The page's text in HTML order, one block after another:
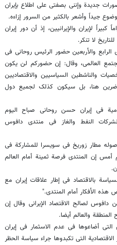
جدیدة وإننی بصفتی علی اطلاع بإیران
جیداً وأشعر بالکثیر من السرور إزاءه.
لإیران والإیرانیین، إذ أن دور إیران
لا تنکر.
والأربعین حضور الرئیس روحانی فی
العالمی، وقال: إن حضورکم لن یکون
والشخصیات والناشطین السیاسیین والاقتصادیین
هنا، بل سیکون کذلک لجمیع دول
فی إیران حسن روحانی صباح الیوم
النفط والغاز فی منتدی دافوس
مطار زوریخ فی سویسرا للمشارکة فی
أمس إن المنتدی فرصة ثمینة أمام العالم
بالاقتصاد فی إطار علاقات إیران مع
الأفکار أمام المنتدی."
دافوس لصالح الاقتصاد الإیرانی وقال إن
والعالم أیضا.
التی أضاعوها فی عدم الاسثمار فی إیران
التی تکبدوها جراء سیاسة الحظر